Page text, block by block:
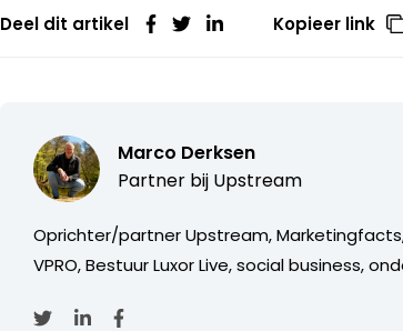
Deel dit artikel Kopieer link
Marco Derksen
Partner bij Upstream
Oprichter/partner Upstream,
VPRO, Bestuur Luxor Live, social business,